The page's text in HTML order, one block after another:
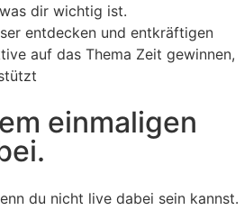
dir wichtig ist.
entdecken und entkräftigen
auf das Thema Zeit gewinnen,
einmaligen
du nicht live dabei sein kannst.